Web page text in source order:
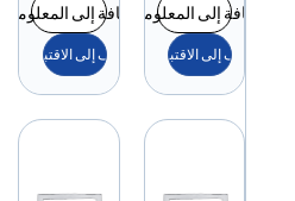
إضافة إلى المعلومات
أضف إلى الاقتباس
إضافة إلى
أضف إلى الاقتباس